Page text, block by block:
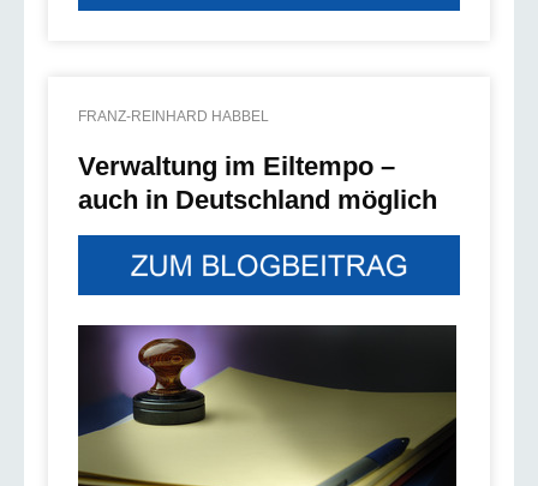
FRANZ-REINHARD HABBEL
Verwaltung im Eiltempo –
auch in Deutschland möglich